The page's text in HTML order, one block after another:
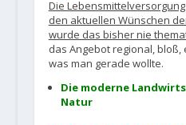
Die
den aktuellen Wünschen
wurde das bisher nie
das Angebot regional, bloß,
was man gerade wollte.
Die moderne
Natur